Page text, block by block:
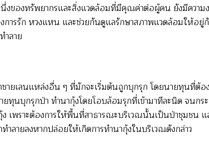
ของทรัพยากรและสิ่งแวดล้อมที่มีคุณค่าต่อผู้คน ยังมีความ
ารรัก หวงแหน และช่วยกันดูแลรักษาสภาพแวดล้อมให้อ
ำลาย
ยเลนแหล่งอื่น ๆ ที่มักจะเริ่มต้นถูกบุกรุก โดยนายทุนที่ต้อง
นบุกรุกป่า ทำนากุ้งโดยโอบล้อมรุกที่เข้ามาทีละนิด จนก
เพราะต้องการให้พื้นที่สาธารณะบริเวณนั้นเป็นป่าชุมชน
ลายลงหากปล่อยให้เกิดการทำนากุ้งในบริเวณดังกล่าว